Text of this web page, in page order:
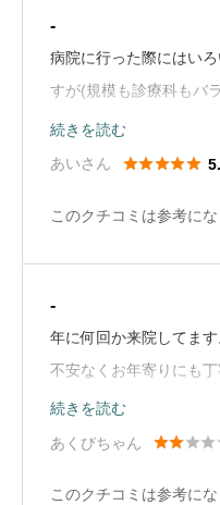
-
病院に行った際にはい
すが(規模も診療科もバ
で全て個人の感想です)
ニックでした！！受付
りで、病院選びに苦慮
番もわかりやすいです
～検査～診察～終了ま
時間というのは長いと
なのでさほど待たされ
です(*ﾟーﾟ)・どんな組
続きを読む
あいさん

このクチコミは参考に
-
年に何回か来院してま
不安なくお年寄りにも
待ち時間凄くて、少し
時半に着たのに10番目
なのに椅子もなく立ち
続きを読む
あくびちゃん

このクチコミは参考に